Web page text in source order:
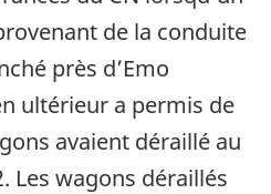
de la conduite
près d’Emo
ultérieur a permis de
avaient déraillé au
Les wagons déraillés